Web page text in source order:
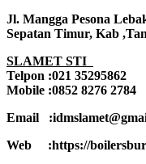
Jl. Mangga Pesona
Sepatan Timur, Kab
SLAMET STI
Telpon :021 35295862
Mobile :0852 8276 2784
Email
Web :https://